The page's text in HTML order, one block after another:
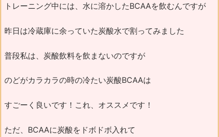
トレーニング中には、水に溶かしたBCAAを飲むんですが
昨日は冷蔵庫に余っていた炭酸水で割ってみました
普段私は、炭酸飲料を飲まないのですが
のどがカラカラの時の冷たい炭酸BCAAは
すごーく良いです！これ、オススメです！
ただ、BCAAに炭酸をドボドボ入れて